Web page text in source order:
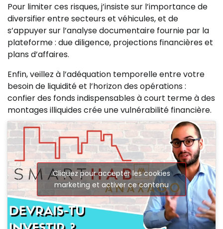
Pour limiter ces risques, j’insiste sur l’importance de
diversifier entre secteurs et véhicules, et de
s’appuyer sur l’analyse documentaire fournie par la
plateforme : due diligence, projections financières et
plans d’affaires.
Enfin, veillez à l’adéquation temporelle entre votre
besoin de liquidité et l’horizon des opérations :
confier des fonds indispensables à court terme à des
montages illiquides crée une vulnérabilité financière.
Cliquez pour accepter les cookies
marketing et activer ce contenu